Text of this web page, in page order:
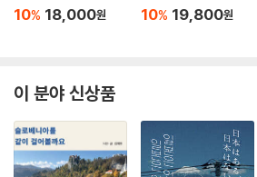
10% 18,000원 10% 19,800원
이 분야 신상품